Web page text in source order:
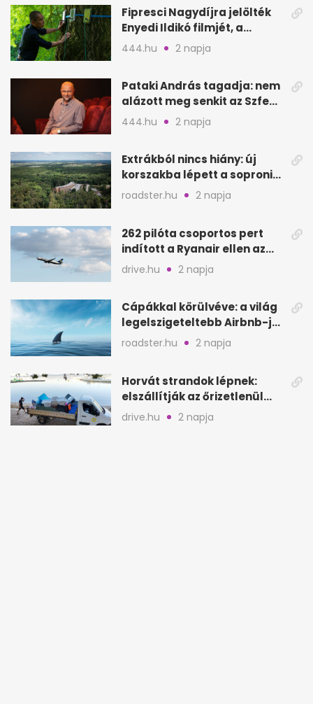
Fipresci Nagydíjra jelölték
Enyedi Ildikó filmjét, a
Csendes barátot
444.hu 2 napja
Pataki András tagadja: nem
alázott meg senkit az Szfe
felvételijén
444.hu 2 napja
Extrákból nincs hiány: új
korszakba lépett a soproni
Fagus Hotel
roadster.hu 2 napja
262 pilóta csoportos pert
indított a Ryanair ellen az
Egyesült Királyságban
drive.hu 2 napja
Cápákkal körülvéve: a világ
legelszigeteltebb Airbnb-je
a nyílt tengeren
roadster.hu 2 napja
Horvát strandok lépnek:
elszállítják az őrizetlenül
hagyott törölközőket
drive.hu 2 napja